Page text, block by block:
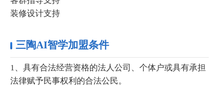
装修设计支持
三陶AI智学加盟条件
1、具有合法经营资格的法人公司、个体户或具有承担
法律赋予民事权利的合法公民。